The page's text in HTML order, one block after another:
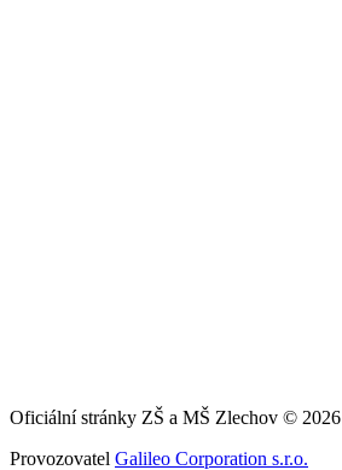
Oficiální stránky ZŠ a MŠ Zlechov © 2026
Provozovatel Galileo Corporation s.r.o.